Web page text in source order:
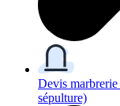
Devis marbrerie
sépulture)